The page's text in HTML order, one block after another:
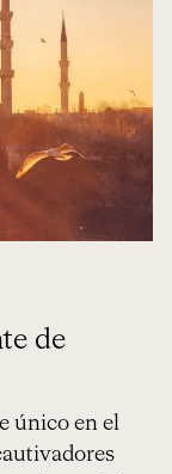
de
único en el